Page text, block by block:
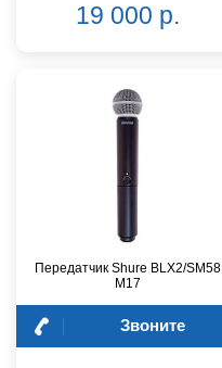
19 000 р.
Передатчик Shure BLX2/SM58
M17
Звоните